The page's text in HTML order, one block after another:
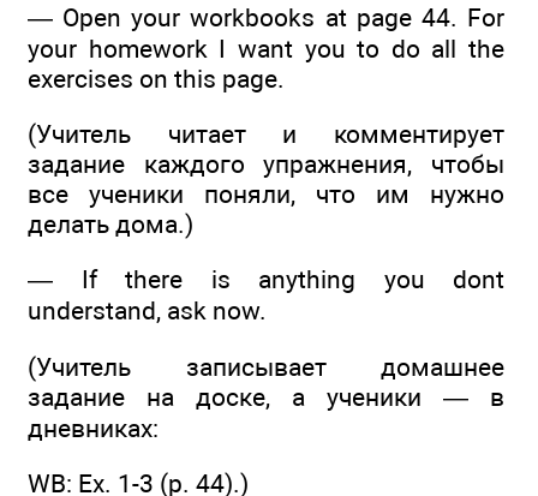
— Open your workbooks at page 44. For
your homework I want you to do all the
exercises on this page.
(Учитель читает и комментирует
задание каждого упражнения, чтобы
все ученики поняли, что им нужно
делать дома.)
— If there is anything you dont
understand, ask now.
(Учитель записывает домашнее
задание на доске, а ученики — в
дневниках:
WB: Ех. 1-3 (р. 44).)